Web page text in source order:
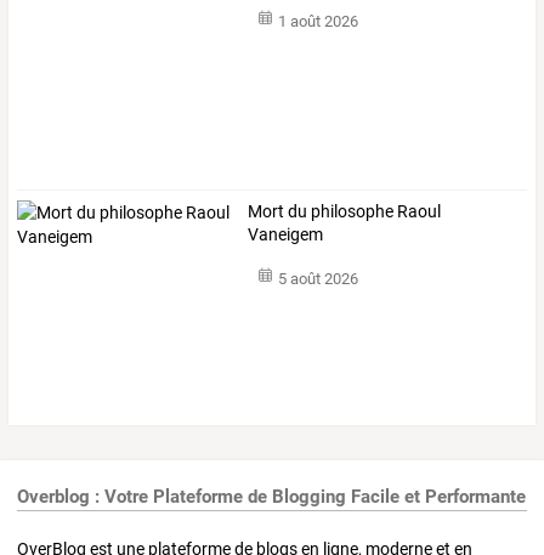
1 août 2026
Mort du philosophe Raoul
Vaneigem
5 août 2026
Overblog : Votre Plateforme de Blogging Facile et Performante
OverBlog est une plateforme de blogs en ligne, moderne et en